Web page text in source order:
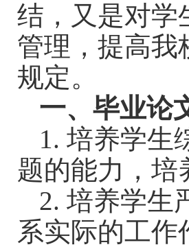
结，又是对学
管理，提高我
规定。
一、毕业论
1.培养学生
题的能力，培
2.培养学生
系实际的工作